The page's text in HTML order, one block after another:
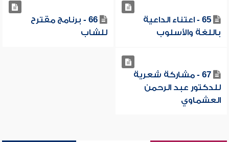
65 - اعتناء الداعية
باللغة والأسلوب
66 - برنامج مقترح
للشاب
67 - مشاركة شعرية
للدكتور عبد الرحمن
العشماوي